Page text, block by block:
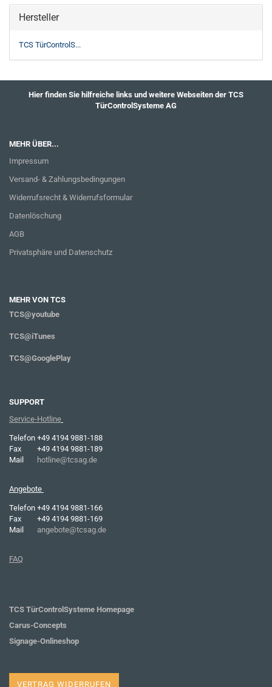
Hersteller
TCS TürControlS...
Hier finden Sie hilfreiche links und weitere Webseiten der TCS
TürControlSysteme AG
MEHR ÜBER...
Impressum
Versand- & Zahlungsbedingungen
Widerrufsrecht & Widerrufsformular
Datenlöschung
AGB
Privatsphäre und Datenschutz
MEHR VON TCS
TCS@youtube
TCS@iTunes
TCS@GooglePlay
SUPPORT
Service-Hotline
Telefon +49 4194 9881-188
Fax
+49 4194 9881-189
Mail
hotline@tcsag.de
Angebote
Telefon +49 4194 9881-166
Fax
+49 4194 9881-169
Mail
angebote@tcsag.de
FAQ
TCS TürControlSysteme Homepage
Carus-Concepts
Signage-Onlineshop
VERTRAG WIDERRUFEN